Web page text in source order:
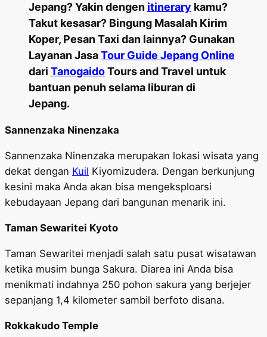
Jepang? Yakin dengen itinerary kamu?
Takut kesasar? Bingung Masalah Kirim
Koper, Pesan Taxi dan lainnya? Gunakan
Layanan JasaTour Guide Jepang Online
dari TanogaidoTours and Travel untuk
bantuan penuh selama liburan di
Jepang.
Sannenzaka Ninenzaka
Sannenzaka Ninenzaka merupakan lokasi wisata yang
dekat dengan Kuil Kiyomizudera. Dengan berkunjung
kesini maka Anda akan bisa mengeksploarsi
kebudayaan Jepang dari bangunan menarik ini.
Taman Sewaritei Kyoto
Taman Sewaritei menjadi salah satu pusat wisatawan
ketika musim bunga Sakura. Diarea ini Anda bisa
menikmati indahnya 250 pohon sakura yang berjejer
sepanjang 1,4 kilometer sambil berfoto disana.
Rokkakudo Temple